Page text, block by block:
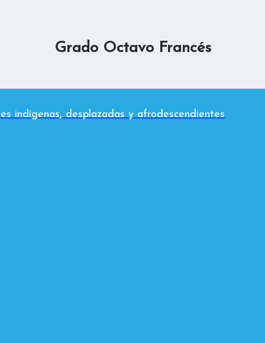
Grado Octavo Francés
indígenas, desplazadas y afrodescendientes